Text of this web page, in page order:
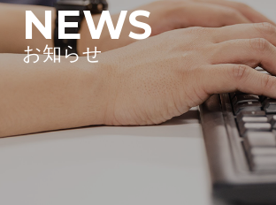
NEWS
お知らせ